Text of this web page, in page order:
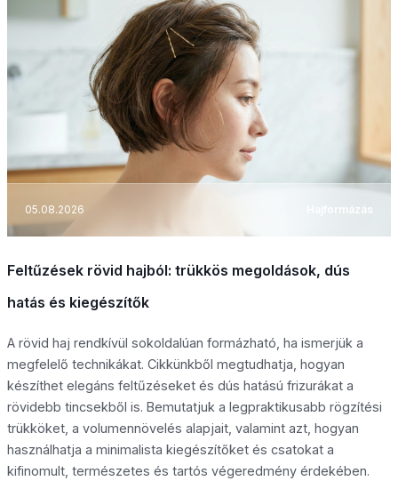
05.08.2026 Hajformázás
Feltűzések rövid hajból: trükkös megoldások, dús
hatás és kiegészítők
A rövid haj rendkívül sokoldalúan formázható, ha ismerjük a
megfelelő technikákat. Cikkünkből megtudhatja, hogyan
készíthet elegáns feltűzéseket és dús hatású frizurákat a
rövidebb tincsekből is. Bemutatjuk a legpraktikusabb rögzítési
trükköket, a volumennövelés alapjait, valamint azt, hogyan
használhatja a minimalista kiegészítőket és csatokat a
kifinomult, természetes és tartós végeredmény érdekében.